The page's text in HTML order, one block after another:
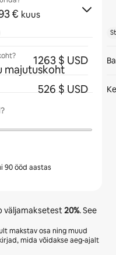
€ kuus
majutuskoht
90 ööd aastas
väljamaksetest20%. See
makstav osa ning muud
mida võidakse aeg-ajalt
1263 $ USD
526 $ USD